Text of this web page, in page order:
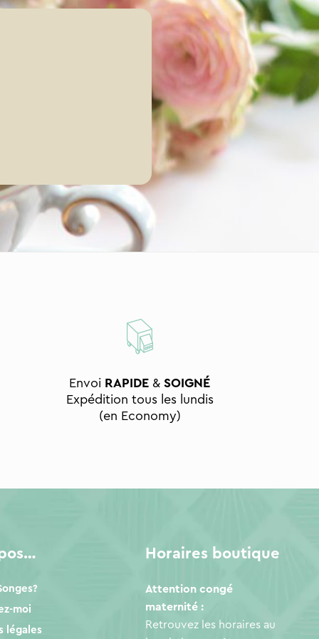
Envoi RAPIDE &SOIGNÉ
Expédition tous les lundis
(en Economy)
moi
légales
Horaires boutique
Attention congé
maternité :
Retrouvez les horaires au